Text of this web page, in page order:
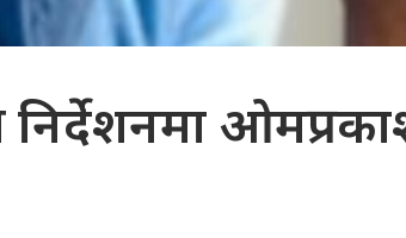
निर्देशनमा